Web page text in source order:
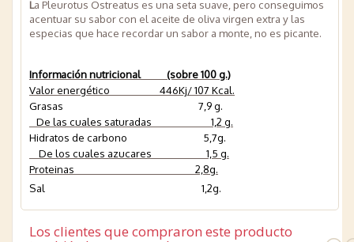
La Pleurotus Ostreatus es una seta suave, pero conseguimos
acentuar su sabor con el aceite de oliva virgen extra y las
especias que hace recordar un sabor a monte, no es picante.
Información nutricional (sobre 100 g.)
Valor energético 446Kj/ 107 Kcal.
Grasas 7,9 g.
De las cuales saturadas 1,2 g.
Hidratos de carbono 5,7g.
De los cuales azucares 1,5 g.
Proteinas 2,8g.
Sal 1,2g.
Los clientes que compraron este producto